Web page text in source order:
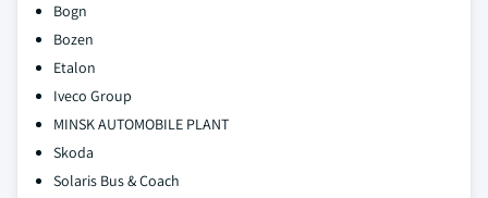
Bogn
Bozen
Etalon
Iveco Group
MINSK AUTOMOBILE PLANT
Skoda
Solaris Bus & Coach